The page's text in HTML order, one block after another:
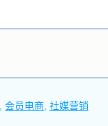
会员电商 社媒营销